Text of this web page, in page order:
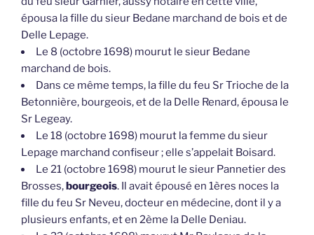
Delle Lepage.
Le 8 (octobre 1698) mourut le sieur Bedane
marchand de bois.
Dans ce même temps, la fille du feu Sr Trioche de la
Betonnière, bourgeois, et de la Delle Renard, épousa le
Sr Legeay.
Le 18 (octobre 1698) mourut la femme du sieur
Lepage marchand confiseur ; elle s’appelait Boisard.
Le 21 (octobre 1698) mourut le sieur Pannetier des
Brosses,
bourgeois . Il avait épousé en 1ères noces la
fille du feu Sr Neveu, docteur en médecine, dont il y a
plusieurs enfants, et en 2ème la Delle Deniau.
Le 22 (octobre 1698) mourut Mr Boylesve de la
Maurouzière second président en la sénéchaussée et